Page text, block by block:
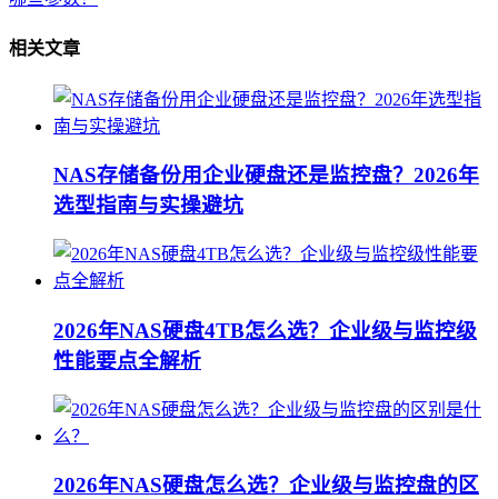
相关文章
NAS存储备份用企业硬盘还是监控盘？2026年
选型指南与实操避坑
2026年NAS硬盘4TB怎么选？企业级与监控级
性能要点全解析
2026年NAS硬盘怎么选？企业级与监控盘的区